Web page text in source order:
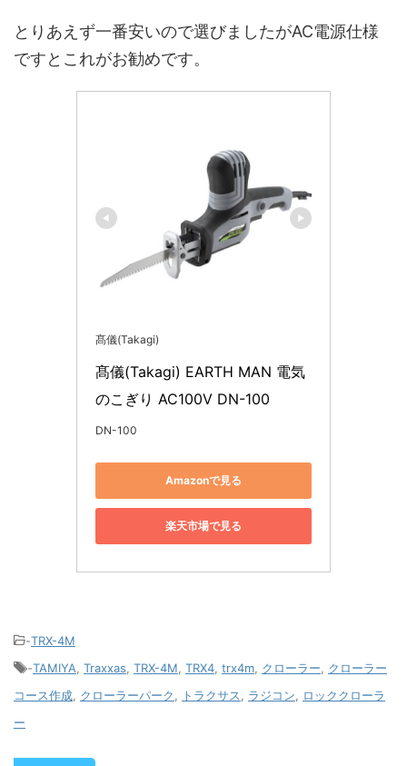
とりあえず一番安いので選びましたがAC電源仕様
ですとこれがお勧めです。
髙儀(Takagi)
髙儀(Takagi) EARTH MAN 電気
のこぎり AC100V DN-100
DN-100
Amazonで見る
楽天市場で見る
-TRX-4M
-TAMIYA Traxxas TRX-4M TRX4 trx4m クローラー
クローラー
コース作成 クローラーパーク トラクサス ラジコン
ロッククローラ
ー